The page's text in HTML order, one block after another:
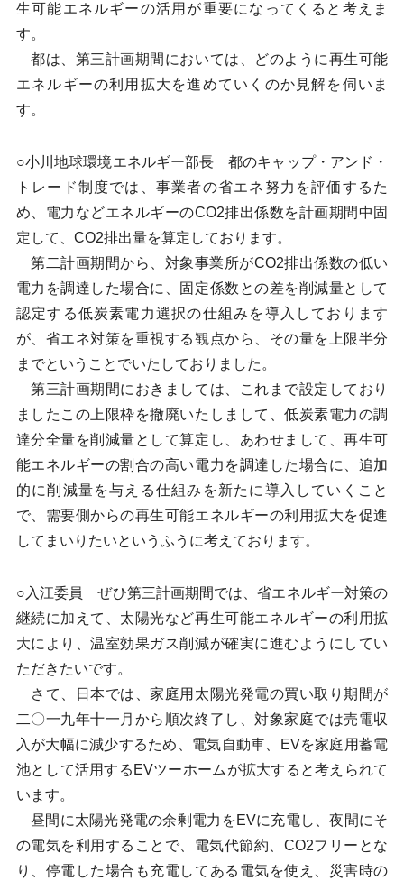
生可能エネルギーの活用が重要になってくると考えま
す。
都は、第三計画期間においては、どのように再生可能
エネルギーの利用拡大を進めていくのか見解を伺いま
す。
○小川地球環境エネルギー部長 都のキャップ・アンド・
トレード制度では、事業者の省エネ努力を評価するた
め、電力などエネルギーのCO2排出係数を計画期間中固
定して、CO2排出量を算定しております。
第二計画期間から、対象事業所がCO2排出係数の低い
電力を調達した場合に、固定係数との差を削減量として
認定する低炭素電力選択の仕組みを導入しております
が、省エネ対策を重視する観点から、その量を上限半分
までということでいたしておりました。
第三計画期間におきましては、これまで設定しており
ましたこの上限枠を撤廃いたしまして、低炭素電力の調
達分全量を削減量として算定し、あわせまして、再生可
能エネルギーの割合の高い電力を調達した場合に、追加
的に削減量を与える仕組みを新たに導入していくこと
で、需要側からの再生可能エネルギーの利用拡大を促進
してまいりたいというふうに考えております。
○入江委員 ぜひ第三計画期間では、省エネルギー対策の
継続に加えて、太陽光など再生可能エネルギーの利用拡
大により、温室効果ガス削減が確実に進むようにしてい
ただきたいです。
さて、日本では、家庭用太陽光発電の買い取り期間が
二〇一九年十一月から順次終了し、対象家庭では売電収
入が大幅に減少するため、電気自動車、EVを家庭用蓄電
池として活用するEVツーホームが拡大すると考えられて
います。
昼間に太陽光発電の余剰電力をEVに充電し、夜間にそ
の電気を利用することで、電気代節約、CO2フリーとな
り、停電した場合も充電してある電気を使え、災害時の